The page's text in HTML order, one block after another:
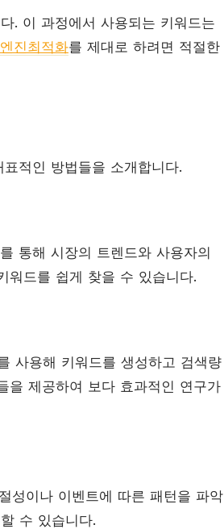
. 이 과정에서 사용되는 키워드는
진최적화를 제대로 하려면 적절한
적인 방법들을 소개합니다.
통해 시장의 트렌드와 사용자의
워드를 쉽게 찾을 수 있습니다.
사용해 키워드를 생성하고 검색량
을 제공하여 보다 효과적인 연구가
성이나 이벤트에 따른 패턴을 파악
수 있습니다.